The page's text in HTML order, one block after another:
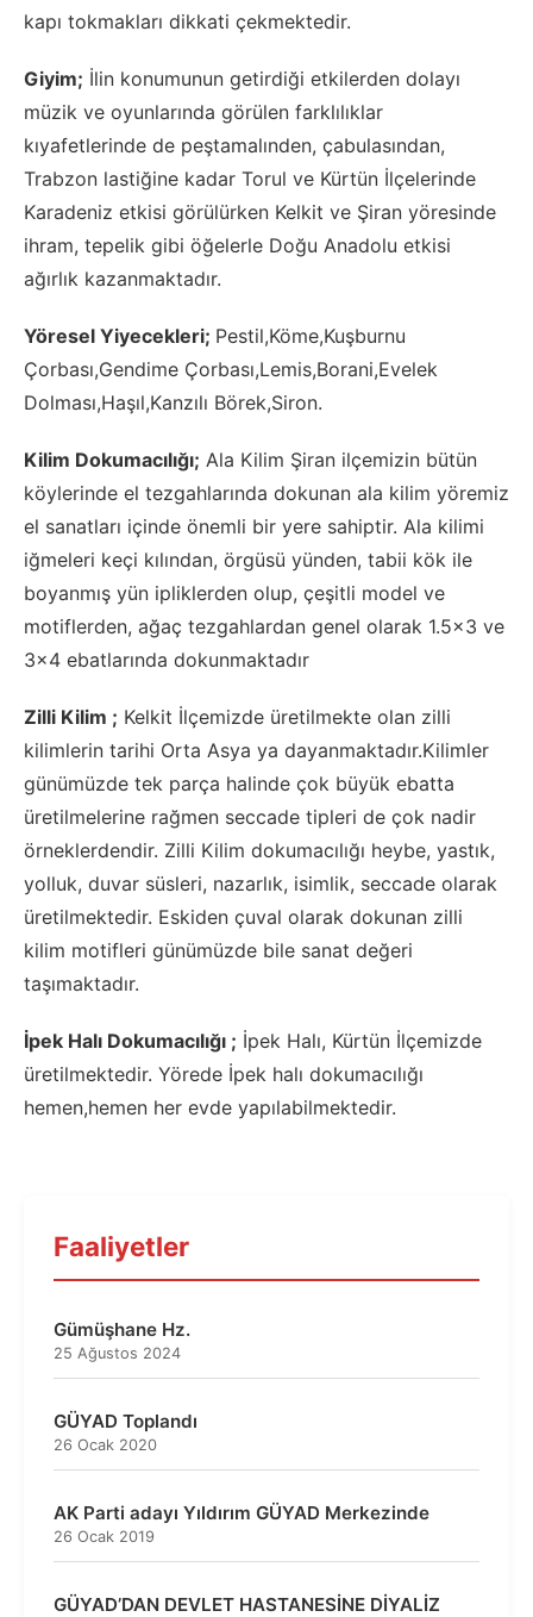
kapı tokmakları dikkati çekmektedir.
Giyim; İlin konumunun getirdiği etkilerden dolayı
müzik ve oyunlarında görülen farklılıklar
kıyafetlerinde de peştamalınden, çabulasından,
Trabzon lastiğine kadar Torul ve Kürtün İlçelerinde
Karadeniz etkisi görülürken Kelkit ve Şiran yöresinde
ihram, tepelik gibi öğelerle Doğu Anadolu etkisi
ağırlık kazanmaktadır.
Yöresel Yiyecekleri; Pestil,Köme,Kuşburnu
Çorbası,Gendime Çorbası,Lemis,Borani,Evelek
Dolması,Haşıl,Kanzılı Börek,Siron.
Kilim Dokumacılığı; Ala Kilim Şiran ilçemizin bütün
köylerinde el tezgahlarında dokunan ala kilim yöremiz
el sanatları içinde önemli bir yere sahiptir. Ala kilimi
iğmeleri keçi kılından, örgüsü yünden, tabii kök ile
boyanmış yün ipliklerden olup, çeşitli model ve
motiflerden, ağaç tezgahlardan genel olarak 1.5×3 ve
3×4 ebatlarında dokunmaktadır
Zilli Kilim ; Kelkit İlçemizde üretilmekte olan zilli
kilimlerin tarihi Orta Asya ya dayanmaktadır.Kilimler
günümüzde tek parça halinde çok büyük ebatta
üretilmelerine rağmen seccade tipleri de çok nadir
örneklerdendir. Zilli Kilim dokumacılığı heybe, yastık,
yolluk, duvar süsleri, nazarlık, isimlik, seccade olarak
üretilmektedir. Eskiden çuval olarak dokunan zilli
kilim motifleri günümüzde bile sanat değeri
taşımaktadır.
İpek Halı Dokumacılığı ; İpek Halı, Kürtün İlçemizde
üretilmektedir. Yörede İpek halı dokumacılığı
hemen,hemen her evde yapılabilmektedir.
Faaliyetler
Gümüşhane Hz.
25 Ağustos 2024
GÜYAD Toplandı
26 Ocak 2020
AK Parti adayı Yıldırım GÜYAD Merkezinde
26 Ocak 2019
GÜYAD’DAN DEVLET HASTANESİNE DİYALİZ